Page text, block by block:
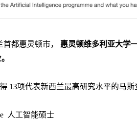
都惠灵顿市， 惠灵顿维多利亚大学
13项代表新西兰最高研究水平的马斯
人工智能硕士